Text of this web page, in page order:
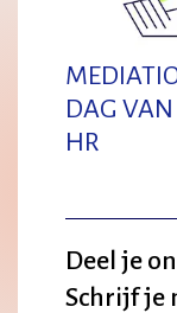
DAG
HR
Deel je
Schrijf je